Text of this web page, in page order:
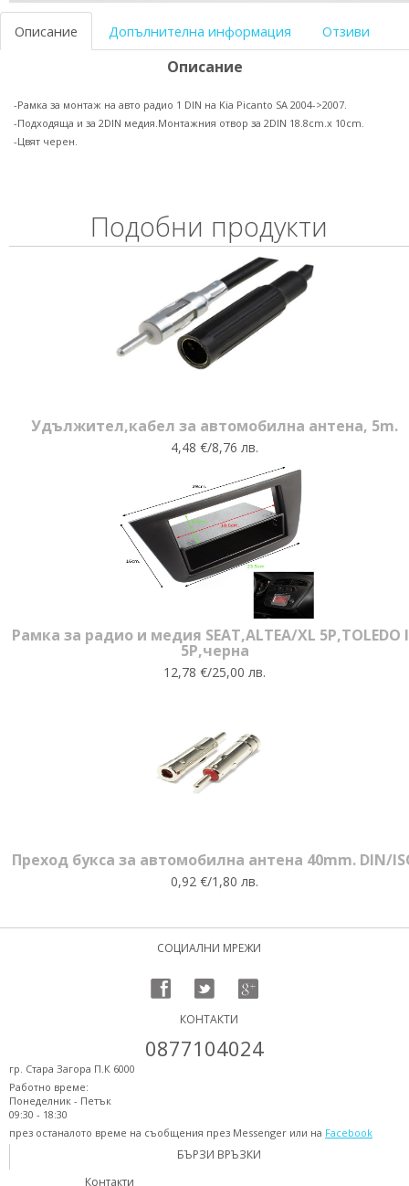
Описание Допълнителна информация Отзиви
Описание
-Рамка за монтаж на авто радио 1 DIN на Kia Picanto SA 2004->2007.
-Подходяща и за 2DIN медия.Монтажния отвор за 2DIN 18.8cm.x 10cm.
-Цвят черен.
Подобни продукти
Удължител,кабел за автомобилна антена, 5m.
4,48 €/8,76 лв.
Рамка за радио и медия SEAT,ALTEA/XL 5P,TOLEDO
5P,черна
12,78 €/25,00 лв.
Преход букса за автомобилна антена 40mm. DIN/
0,92 €/1,80 лв.
СОЦИАЛНИ МРЕЖИ
КОНТАКТИ
0877104024
гр. Стара Загора П.К 6000
Работно време:
Понеделник - Петък
09:30 - 18:30
през останалото време на съобщения през Messenger или на Facebook
БЪРЗИ ВРЪЗКИ
Контакти